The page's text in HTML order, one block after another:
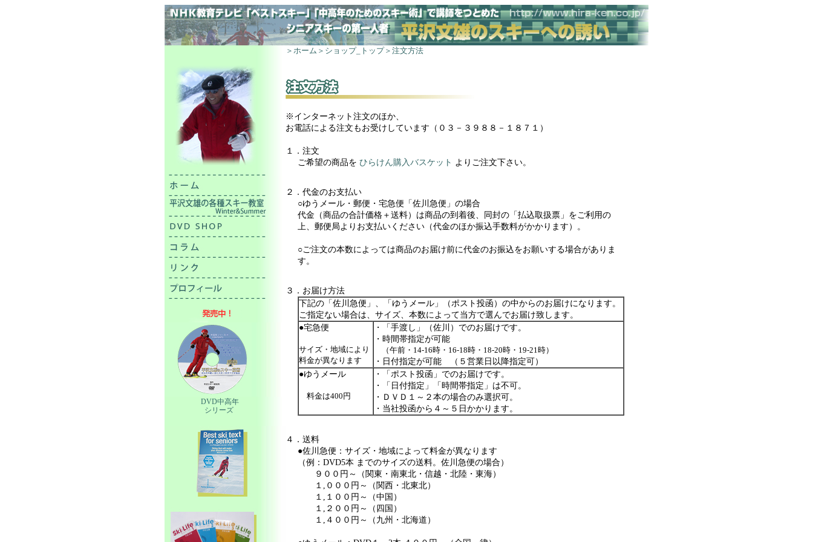
DVD中高年
シリーズ
＞ホーム ＞ショップ_トップ＞注文方法
※インターネット注文のほか、
お電話による注文もお受けしています（０３－３９８８－１８７１）
１．注文
ご希望の商品を ひらけん購入バスケット よりご注文下さい。
２．代金のお支払い
○ゆうメール・郵便・宅急便「佐川急便」の場合
代金（商品の合計価格＋送料）は商品の到着後、同封の「払込取扱票」をご利用の
上、郵便局よりお支払いください（代金のほか振込手数料がかかります）。
○ご注文の本数によっては商品のお届け前に代金のお振込をお願いする場合がありま
す。
３．お届け方法
下記の「佐川急便」、「ゆうメール」（ポスト投函）の中からのお届けになります。
ご指定ない場合は、サイズ、本数によって当方で選んでお届け致します。
●宅急便
サイズ・地域により
料金が異なります
・「手渡し」（佐川）でのお届けです。
・時間帯指定が可能
（午前・14-16時・16-18時・18-20時・19-21時）
・日付指定が可能 （５営業日以降指定可）
●ゆうメール
料金は400円
・「ポスト投函」でのお届けです。
・「日付指定」「時間帯指定」は不可。
・ＤＶＤ１～２本の場合のみ選択可。
・当社投函から４～５日かかります。
４．送料
●佐川急便：サイズ・地域によって料金が異なります
（例：DVD5本 までのサイズの送料。佐川急便の場合）
９００円～（関東・南東北・信越・北陸・東海）
１,０００円～（関西・北東北）
１,１００円～（中国）
１,２００円～（四国）
１,４００円～（九州・北海道）